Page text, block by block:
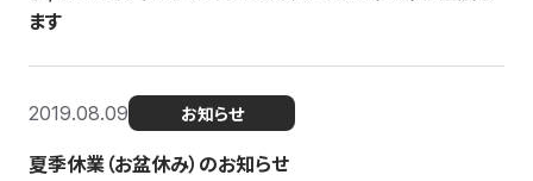
ます
2019.08.09 お知らせ
夏季休業（お盆休み）のお知らせ